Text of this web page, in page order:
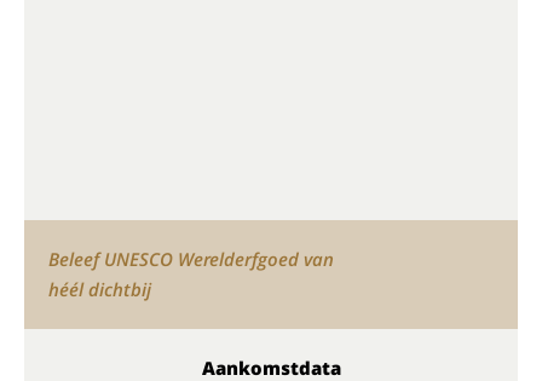
Beleef UNESCO Werelderfgoed van
héél dichtbij
Aankomstdata